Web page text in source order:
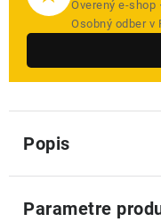
Overený e-shop
Osobný odber v
Popis
Parametre